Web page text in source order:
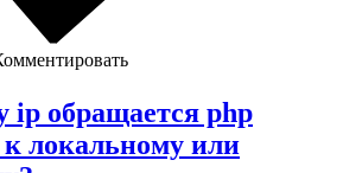
ip обращается php
к локальному или